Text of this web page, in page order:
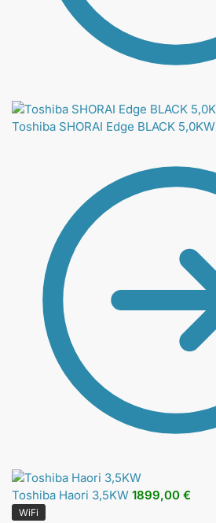
Toshiba SHORAI Edge BLACK 5,0KW
Toshiba Haori 3,5KW 1899,00 €
WiFi